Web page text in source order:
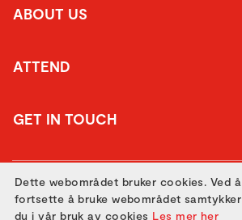
ABOUT US
ATTEND
GET IN TOUCH
Dette webområdet bruker cookies. Ved å
fortsette å bruke webområdet samtykker
du i vår bruk av cookies Les mer her